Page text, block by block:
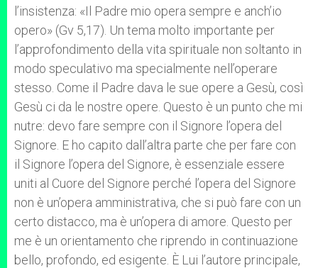
l’insistenza: «Il Padre mio opera sempre e anch’io
opero» (Gv 5,17). Un tema molto importante per
l’approfondimento della vita spirituale non soltanto in
modo speculativo ma specialmente nell’operare
stesso. Come il Padre dava le sue opere a Gesù, così
Gesù ci da le nostre opere. Questo è un punto che mi
nutre: devo fare sempre con il Signore l’opera del
Signore. E ho capito dall’altra parte che per fare con
il Signore l’opera del Signore, è essenziale essere
uniti al Cuore del Signore perché l’opera del Signore
non è un’opera amministrativa, che si può fare con un
certo distacco, ma è un’opera di amore. Questo per
me è un orientamento che riprendo in continuazione
bello, profondo, ed esigente. È Lui l’autore principale,